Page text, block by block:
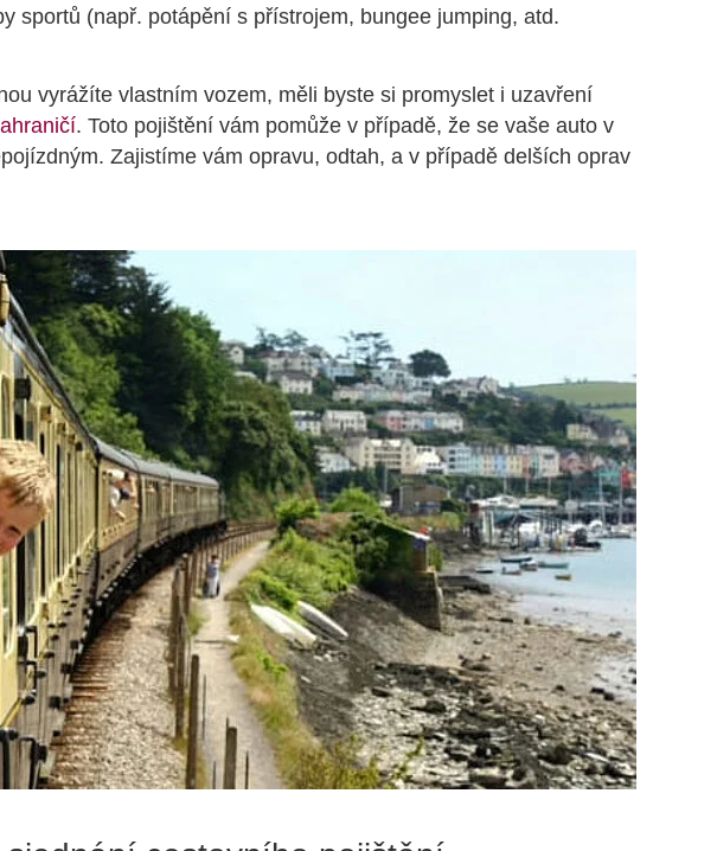
sportů (např. potápění s přístrojem, bungee jumping, atd.
vyrážíte vlastním vozem, měli byste si promyslet i uzavření
. Toto pojištění vám pomůže v případě, že se vaše auto v
Zajistíme vám opravu, odtah, a v případě delších oprav